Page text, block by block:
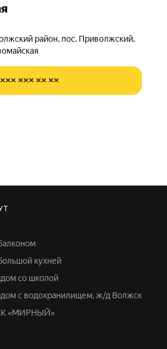
район, пос. Приволжский,
××× ×× ××
кухней
со школой
с водохранилищем, ж/д Волжск
ЖК «МИРНЫЙ»